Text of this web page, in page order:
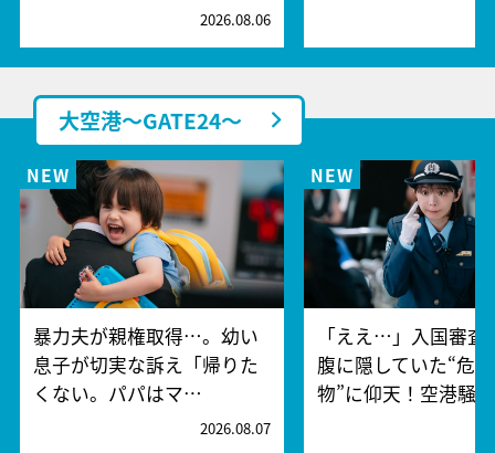
2026.08.06
大空港～GATE24～
暴力夫が親権取得…。幼い
息子が切実な訴え「帰りた
くない。パパはマ…
2026.08.07
「ええ…」入国審査
腹に隠していた“危
物”に仰天！空港騒